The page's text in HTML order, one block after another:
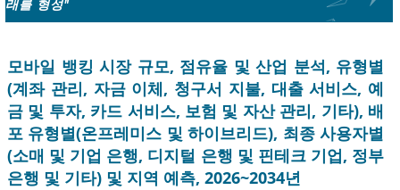
래를 형성"
모바일 뱅킹 시장 규모, 점유율 및 산업 분석, 유형별
(계좌 관리, 자금 이체, 청구서 지불, 대출 서비스, 예
금 및 투자, 카드 서비스, 보험 및 자산 관리, 기타), 배
포 유형별(온프레미스 및 하이브리드), 최종 사용자별
(소매 및 기업 은행, 디지털 은행 및 핀테크 기업, 정부
은행 및 기타) 및 지역 예측, 2026~2034년